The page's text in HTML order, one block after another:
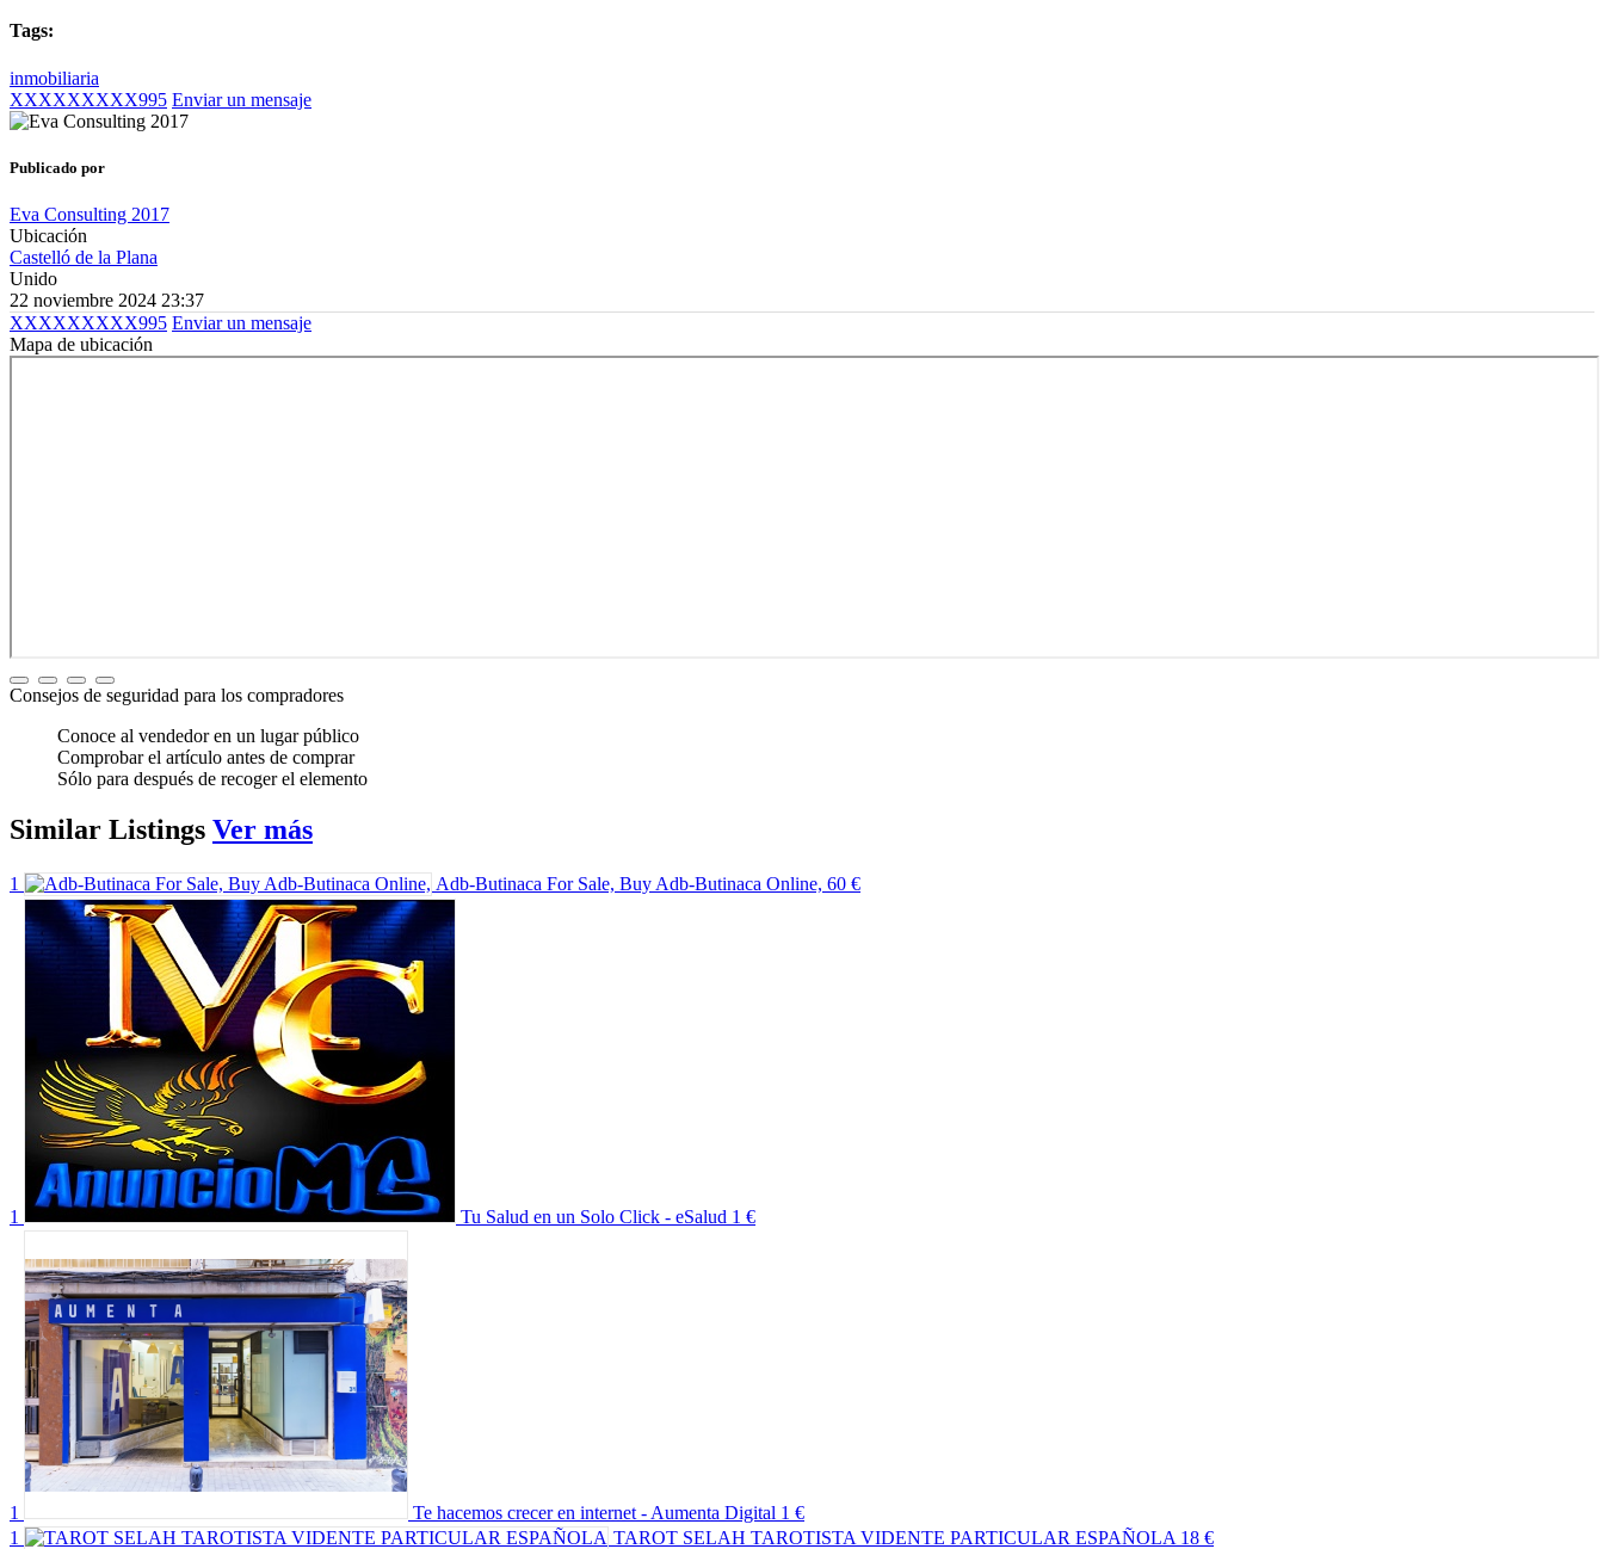
Tags:
inmobiliaria
XXXXXXXXX995 Enviar un mensaje
Publicado por
Eva Consulting 2017
Ubicación
Castelló de la Plana
Unido
22 noviembre 2024 23:37
XXXXXXXXX995 Enviar un mensaje
Mapa de ubicación
Consejos de seguridad para los compradores
Conoce al vendedor en un lugar público
Comprobar el artículo antes de comprar
Sólo para después de recoger el elemento
Similar Listings Ver más
1 Adb-Butinaca For Sale, Buy Adb-Butinaca Online, 60 €
1 Tu Salud en un Solo Click - eSalud 1 €
1 Te hacemos crecer en internet - Aumenta Digital 1 €
1
TAROT SELAH TAROTISTA VIDENTE PARTICULAR ESPAÑOLA 18 €